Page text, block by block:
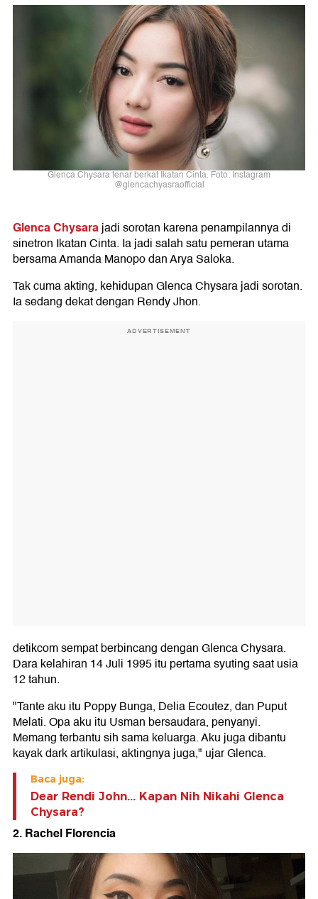
Glenca Chysara tenar berkat Ikatan Cinta. Foto: Instagram
@glencachyasraofficial
Glenca Chysarajadi sorotan karena penampilannya di
sinetron Ikatan Cinta. Ia jadi salah satu pemeran utama
bersama Amanda Manopo dan Arya Saloka.
Tak cuma akting, kehidupan Glenca Chysara jadi sorotan.
Ia sedang dekat dengan Rendy Jhon.
ADVERTISEMENT
detikcom sempat berbincang dengan Glenca Chysara.
Dara kelahiran 14 Juli 1995 itu pertama syuting saat usia
12 tahun.
"Tante aku itu Poppy Bunga, Delia Ecoutez, dan Puput
Melati. Opa aku itu Usman bersaudara, penyanyi.
Memang terbantu sih sama keluarga. Aku juga dibantu
kayak dark artikulasi, aktingnya juga," ujar Glenca.
Baca juga:
Dear Rendi John... Kapan Nih Nikahi Glenca
Chysara?
2. Rachel Florencia